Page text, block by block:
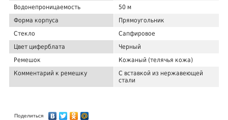
Водонепроницаемость
50 м
Форма корпуса
Прямоугольник
Стекло
Сапфировое
Цвет циферблата
Черный
Ремешок
Кожаный (телячья кожа)
Комментарий к ремешку
С вставкой из нержавеющей
стали
Поделиться